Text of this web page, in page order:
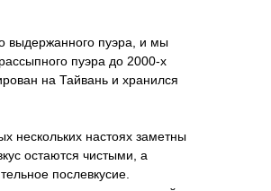
выдержанного пуэра, и мы
пуэра до 2000-х
на Тайвань и хранился
нескольких настоях заметны
остаются чистыми, а
послевкусие.